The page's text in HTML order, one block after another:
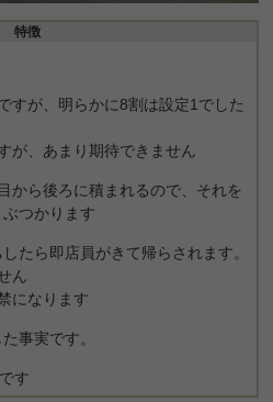
特徴
すが、明らかに8割は設定1でした
が、あまり期待できません
から後ろに積まれるので、それを
つかります
たら即店員がきて帰らされます。
ん
になります
事実です。
す